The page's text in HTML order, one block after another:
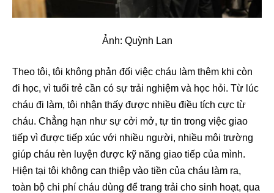
Ảnh: Quỳnh Lan
Theo tôi, tôi không phản đối việc cháu làm thêm khi còn
đi học, vì tuổi trẻ cần có sự trải nghiệm và học hỏi. Từ lúc
cháu đi làm, tôi nhận thấy được nhiều điều tích cực từ
cháu. Chẳng hạn như sự cởi mở, tự tin trong việc giao
tiếp vì được tiếp xúc với nhiều người, nhiều môi trường
giúp cháu rèn luyện được kỹ năng giao tiếp của mình.
Hiện tại tôi không can thiệp vào tiền của cháu làm ra,
toàn bộ chi phí cháu dùng để trang trải cho sinh hoạt, qua